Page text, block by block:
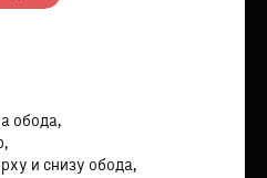
обода,
и снизу обода,